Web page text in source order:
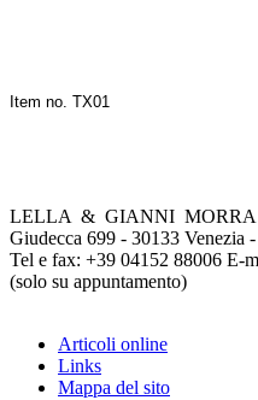
Item no. TX01
LELLA & GIANNI MORRA
Giudecca 699 - 30133 Venezia
Tel e fax: +39 04152 88006 E-
(solo su appuntamento)
Articoli online
Links
Mappa del sito